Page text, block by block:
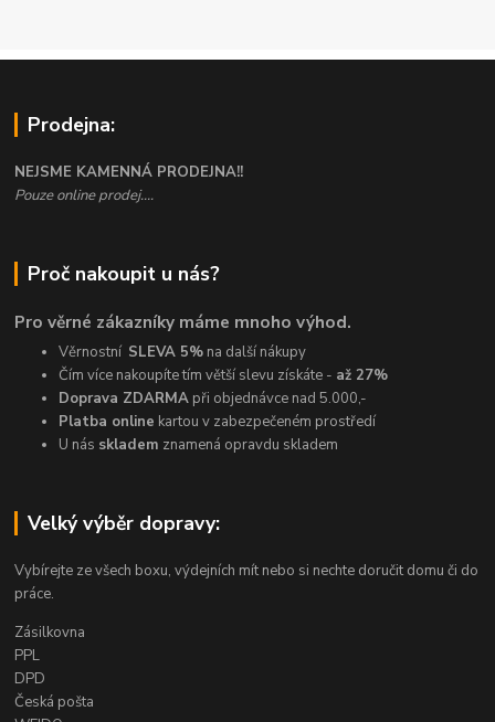
Prodejna:
NEJSME KAMENNÁ PRODEJNA!!
Pouze online prodej....
Proč nakoupit u nás?
Pro věrné zákazníky máme mnoho výhod.
Věrnostní SLEVA 5% na další nákupy
Čím více nakoupíte tím větší slevu získáte - až 27%
Doprava ZDARMA při objednávce nad 5.000,-
Platba online kartou v zabezpečeném prostředí
U nás skladem znamená opravdu skladem
Velký výběr dopravy:
Vybírejte ze všech boxu, výdejních mít nebo si nechte doručit domu či do
práce.
Zásilkovna
PPL
DPD
Česká pošta